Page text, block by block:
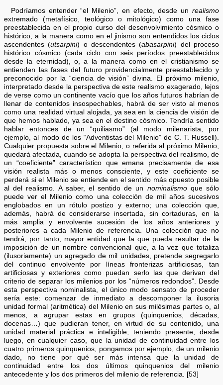
Podríamos entender “el Milenio”, en efecto, desde un realismo
extremado (metafísico, teológico o mitológico) como una fase
preestablecida en el propio curso del desenvolvimiento cósmico o
histórico, a la manera como en el jinismo son entendidos los ciclos
ascendentes (utsarpini) o descendentes (abasarpini) del proceso
histórico cósmico (cada ciclo con seis períodos preestablecidos
desde la eternidad), o, a la manera como en el cristianismo se
entienden las fases del futuro providencialmente preestablecido y
preconocido por la “ciencia de visión” divina. El próximo milenio,
interpretado desde la perspectiva de este realismo exagerado, lejos
de verse como un continente vacío que los años futuros habrían de
llenar de contenidos insospechables, habrá de ser visto al menos
como una realidad virtual alojada, ya sea en la ciencia de visión de
que hemos hablado, ya sea en el destino cósmico. Tendría sentido
hablar entonces de un “quiliasmo” (al modo milenarista, por
ejemplo, al modo de los “Adventistas del Milenio” de C. T. Russell).
Cualquier propuesta sobre el Milenio, o referida al próximo Milenio,
quedará afectada, cuando se adopta la perspectiva del realismo, de
un “coeficiente” característico que emana precisamente de esa
visión realista más o menos consciente, y este coeficiente se
perderá si el Milenio se entiende en el sentido más opuesto posible
al del realismo. A saber, el sentido de un nominalismoque sólo
puede ver el Milenio como una colección de mil años sucesivos
englobados en un rótulo postizo y externo; una colección que,
además, habrá de considerarse insertada, sin cortaduras, en la
más amplia y envolvente sucesión de los años anteriores y
posteriores a cada Milenio de referencia. Una colección que no
tendrá, por tanto, mayor entidad que la que pueda resultar de la
imposición de un nombre convencional que, a la vez que totaliza
(ilusoriamente) un agregado de mil unidades, pretende segregarlo
del continuo envolvente por líneas fronterizas artificiosas, tan
artificiosas y exteriores como puedan serlo las que derivan del
criterio de separar los milenios por los “números redondos”. Desde
esta perspectiva nominalista, el único modo sensato de proceder
sería este: comenzar de inmediato a descomponer la ilusoria
unidad formal (aritmética) del Milenio en sus milésimas partes o, al
menos, a agrupar estas en grupos (quinquenios, décadas,
docenas…) que pudieran tener, en virtud de su contenido, una
unidad material práctica e inteligible; teniendo presente, desde
luego, en cualquier caso, que la unidad de continuidad entre los
cuatro primeros quinquenios, pongamos por ejemplo, de un milenio
dado, no tiene por qué ser más intensa que la unidad de
continuidad entre los dos últimos quinquenios del milenio
antecedente y los dos primeros del milenio de referencia. [53]